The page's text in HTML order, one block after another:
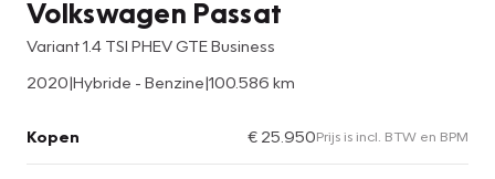
Volkswagen Passat
Variant 1.4 TSI PHEV GTE Business
2020|Hybride - Benzine|100.586 km
Kopen € 25.950Prijs is incl. BTW en BPM